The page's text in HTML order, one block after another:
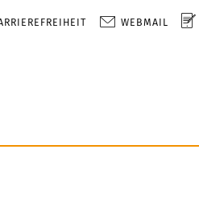
WEBMAIL